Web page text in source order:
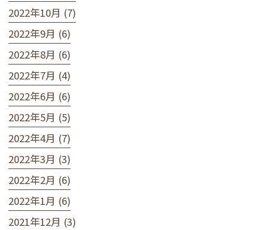
2022年10月 (7)
2022年9月 (6)
2022年8月 (6)
2022年7月 (4)
2022年6月 (6)
2022年5月 (5)
2022年4月 (7)
2022年3月 (3)
2022年2月 (6)
2022年1月 (6)
2021年12月 (3)